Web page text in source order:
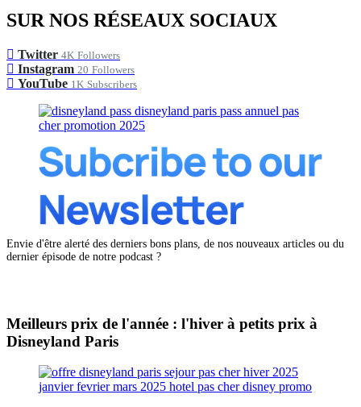
SUR NOS RÉSEAUX SOCIAUX
Twitter 4K Followers
Instagram 20 Followers
YouTube 1K Subscribers
Envie d'être alerté des derniers bons plans, de nos nouveaux articles ou du
dernier épisode de notre podcast ?
Meilleurs prix de l'année : l'hiver à petits prix à
Disneyland Paris